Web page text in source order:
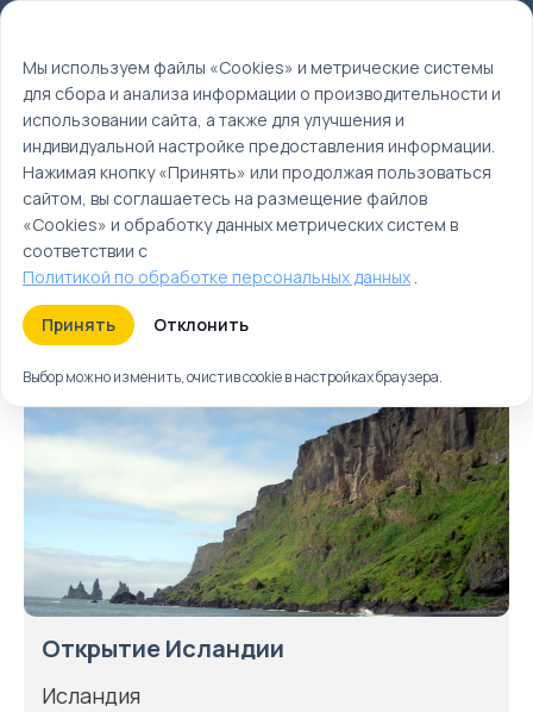
Главная
Туры
Исландия туры |
Исландия отдых
Туры Круизы Ближайшие
Открытие Исландии
Исландия
Мы используем файлы «Cookies» и метрические системы
для сбора и анализа информации о производительности и
использовании сайта, а также для улучшения и
индивидуальной настройке предоставления информации.
Нажимая кнопку «Принять» или продолжая пользоваться
сайтом, вы соглашаетесь на размещение файлов
«Cookies» и обработку данных метрических систем в
соответствии с
Политикой по обработке персональных данных.
Принять Отклонить
Выбор можно изменить, очистив cookie в настройках браузера.